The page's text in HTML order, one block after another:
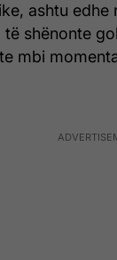
ashtu edhe
shënonte
mbi